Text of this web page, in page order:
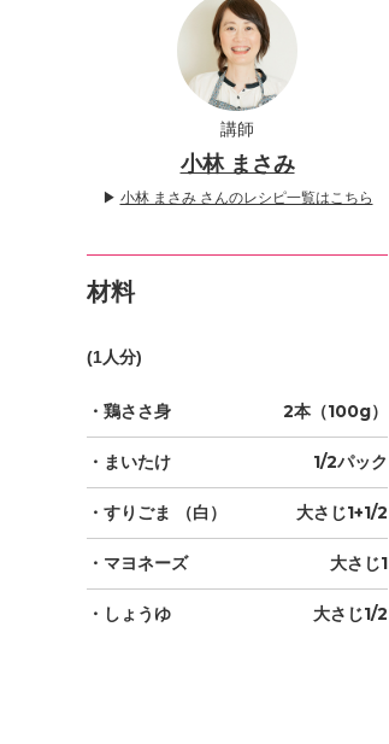
講師
小林 まさみ
▶ 小林 まさみ さんのレシピ一覧はこちら
材料
(1人分)
・鶏ささ身 2本（100g）
・まいたけ 1/2パック
・すりごま （白） 大さじ1+1/2
・マヨネーズ 大さじ1
・しょうゆ 大さじ1/2